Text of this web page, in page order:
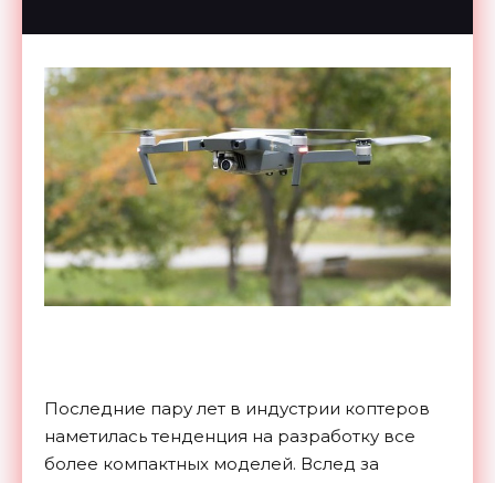
Последние пару лет в индустрии коптеров
наметилась тенденция на разработку все
более компактных моделей. Вслед за